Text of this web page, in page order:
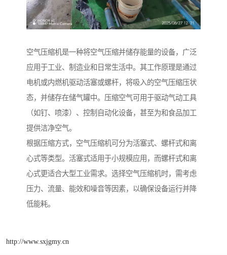
空气压缩机是一种将空气压缩并储存能量的设备，广泛
应用于工业、制造业和日常生活中。其工作原理是通过
电机或内燃机驱动活塞或螺杆，将吸入的空气压缩压状
态，并储存在储气罐中。压缩空气可用于驱动气动工具
（如钉、喷漆）、控制自动化设备，甚至为和食品加工
提供洁净空气。
根据压缩方式，空气压缩机可分为活塞式、螺杆式和离
心式等类型。活塞式适用于小规模应用，而螺杆式和离
心式更适合大型工业需求。选择空气压缩机时，需考虑
压力、流量、能效和噪音等因素，以确保设备运行并降
低能耗。
http://www.sxjgmy.cn